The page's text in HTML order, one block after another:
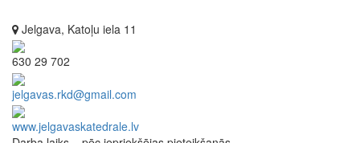
Jelgava, Katoļu iela 11
630 29 702
jelgavas.rkd@gmail.com
www.jelgavaskatedrale.lv